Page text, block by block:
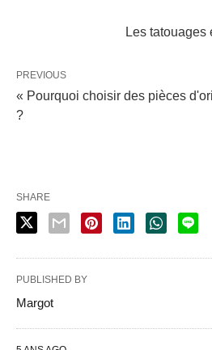
Les tatouages
PREVIOUS
« Pourquoi choisir des pièces
?
SHARE
PUBLISHED BY
Margot